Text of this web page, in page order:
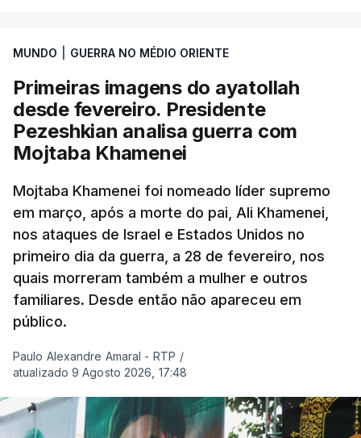
MUNDO GUERRA NO MÉDIO ORIENTE
Primeiras imagens do ayatollah
desde fevereiro. Presidente
Pezeshkian analisa guerra com
Mojtaba Khamenei
Mojtaba Khamenei foi nomeado líder supremo
em março, após a morte do pai, Ali Khamenei,
nos ataques de Israel e Estados Unidos no
primeiro dia da guerra, a 28 de fevereiro, nos
quais morreram também a mulher e outros
familiares. Desde então não apareceu em
público.
Paulo Alexandre Amaral - RTP /
atualizado 9 Agosto 2026, 17:48